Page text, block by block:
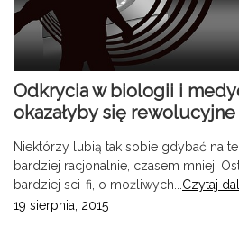
Odkrycia w biologii i
okazałyby się rewolucyjne
Niektórzy lubią tak sobie gdybać na
bardziej racjonalnie, czasem mniej.
bardziej sci-fi, o możliwych...Czytaj
19 sierpnia, 2015